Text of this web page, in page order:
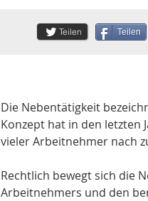
Teilen Teilen
Die Nebentätigkeit
Konzept hat in den letzten
vieler Arbeitnehmer nach
Rechtlich bewegt sich die
Arbeitnehmers und den